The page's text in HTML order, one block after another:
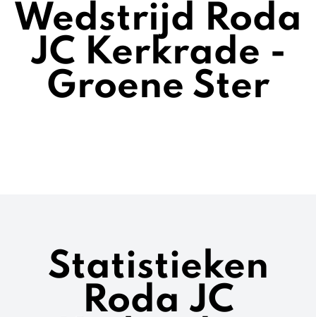
Wedstrijd Roda
JC Kerkrade -
Groene Ster
Statistieken
Roda JC